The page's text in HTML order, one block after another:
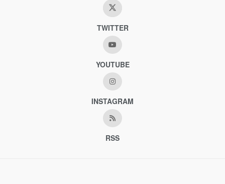
TWITTER
YOUTUBE
INSTAGRAM
RSS